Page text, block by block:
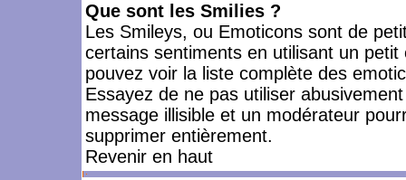
Que sont les Smilies ?
Les Smileys, ou Emoticons sont de
certains sentiments en utilisant un
pouvez voir la liste complète des
Essayez de ne pas utiliser
message illisible et un modérateur
supprimer entièrement.
Revenir en haut